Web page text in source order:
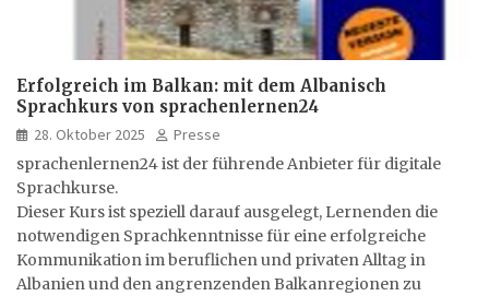
Erfolgreich im Balkan: mit dem Albanisch
Sprachkurs von sprachenlernen24
28. Oktober 2025
Presse
sprachenlernen24 ist der führende Anbieter für digitale
Sprachkurse.
Dieser Kurs ist speziell darauf ausgelegt, Lernenden die
notwendigen Sprachkenntnisse für eine erfolgreiche
Kommunikation im beruflichen und privaten Alltag in
Albanien und den angrenzenden Balkanregionen zu